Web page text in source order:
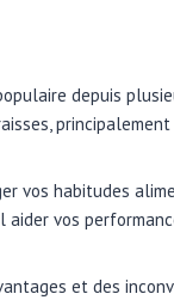
depuis
vos habitudes
vos
et des